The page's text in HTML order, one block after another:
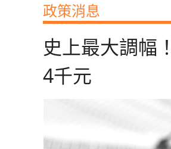
政策消息
史上最大調幅
4千元